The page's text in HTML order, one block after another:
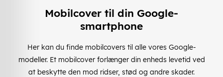
Mobilcover til din Google-
smartphone
Her kan du finde mobilcovers til alle vores Google-
modeller. Et mobilcover forlænger din enheds levetid ved
at beskytte den mod ridser, stød og andre skader.